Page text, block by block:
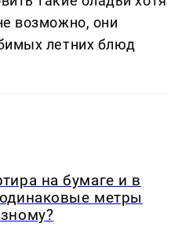
возможно, они
летних блюд
на бумаге и в
метры